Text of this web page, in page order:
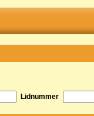
Lidnummer